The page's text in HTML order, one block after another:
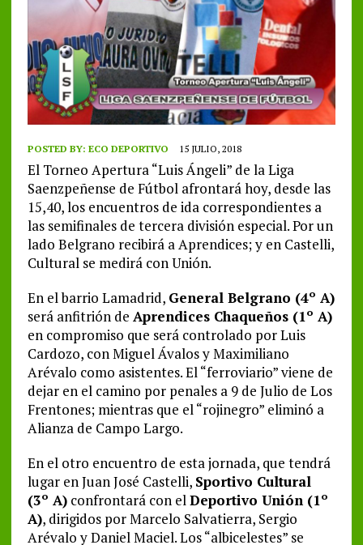
POSTED BY: ECO DEPORTIVO 15 JULIO, 2018
El Torneo Apertura “Luis Ángeli” de la Liga
Saenzpeñense de Fútbol afrontará hoy, desde las
15,40, los encuentros de ida correspondientes a
las semifinales de tercera división especial. Por un
lado Belgrano recibirá a Aprendices; y en Castelli,
Cultural se medirá con Unión.
En el barrio Lamadrid, General Belgrano (4º A)
será anfitrión de Aprendices Chaqueños (1º A)
en compromiso que será controlado por Luis
Cardozo, con Miguel Ávalos y Maximiliano
Arévalo como asistentes. El “ferroviario” viene de
dejar en el camino por penales a 9 de Julio de Los
Frentones; mientras que el “rojinegro” eliminó a
Alianza de Campo Largo.
En el otro encuentro de esta jornada, que tendrá
lugar en Juan José Castelli, Sportivo Cultural
(3º A)confrontará con elDeportivo Unión (1º
A), dirigidos por Marcelo Salvatierra, Sergio
Arévalo y Daniel Maciel. Los “albicelestes” se